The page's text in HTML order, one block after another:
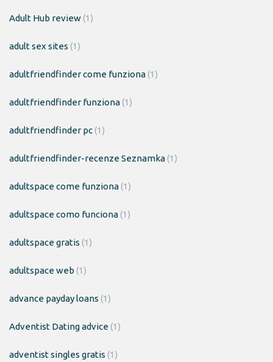
Adult Hub review(1)
adult sex sites (1)
adultfriendfinder come funziona(1)
adultfriendfinder funziona(1)
adultfriendfinder pc(1)
adultfriendfinder-recenze Seznamka(1)
adultspace come funziona(1)
adultspace como funciona(1)
adultspace gratis (1)
adultspace web (1)
advance payday loans (1)
Adventist Dating advice(1)
adventist singles gratis (1)